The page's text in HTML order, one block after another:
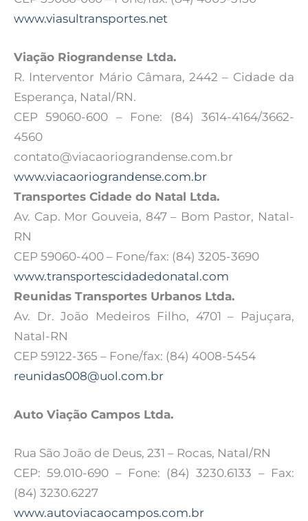
www.viasultransportes.net
Viação Riograndense Ltda.
R. Interventor Mário Câmara, 2442 – Cidade da
Esperança, Natal/RN.
CEP 59060-600 – Fone: (84) 3614-4164/3662-
4560
contato@viacaoriograndense.com.br
www.viacaoriograndense.com.br
Transportes Cidade do Natal Ltda.
Av. Cap. Mor Gouveia, 847 – Bom Pastor, Natal-
RN
CEP 59060-400 – Fone/fax: (84) 3205-3690
www.transportescidadedonatal.com
Reunidas Transportes Urbanos Ltda.
Av. Dr. João Medeiros Filho, 4701 – Pajuçara,
Natal-RN
CEP 59122-365 – Fone/fax: (84) 4008-5454
reunidas008@uol.com.br
Auto Viação Campos Ltda.
Rua São João de Deus, 231 – Rocas, Natal/RN
CEP: 59.010-690 – Fone: (84) 3230.6133 – Fax:
(84) 3230.6227
www.autoviacaocampos.com.br